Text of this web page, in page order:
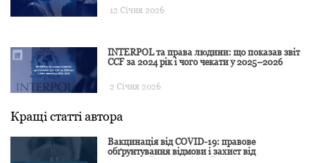
12 Січня 2026
INTERPOL та права людини: що показав звіт
CCF за 2024 рік і чого чекати у 2025–2026
2 Січня 2026
Кращі статті автора
Вакцинація від COVID-19: правове
обґрунтування відмови і захист від